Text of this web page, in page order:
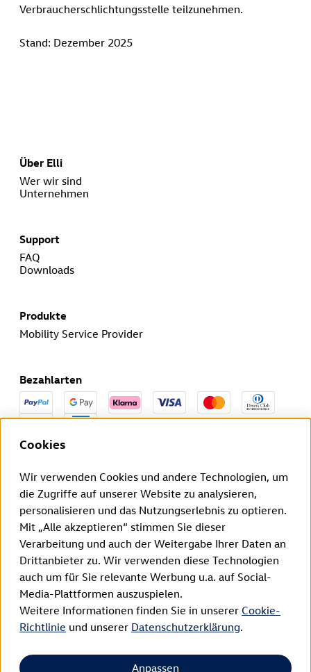
Verbraucherschlichtungsstelle teilzunehmen.
Stand: Dezember 2025
Über Elli
Wer wir sind
Unternehmen
Support
FAQ
Downloads
Produkte
Mobility Service Provider
Bezahlarten
Den Widerruf deines Vertrags kannst du innerhalb der
Vertrag widerrufen
Impressum
Datenschutzerklärung
AGB
WEEE-Registrierung
Cookie Richtlinien
Widerrufsrecht
Cookies
Wir verwenden Cookies und andere Technologien, um
die Zugriffe auf unserer Website zu analysieren,
personalisieren und das Nutzungserlebnis zu optieren.
Mit „Alle akzeptieren“ stimmen Sie dieser
Verarbeitung und auch der Weitergabe Ihrer Daten an
Drittanbieter zu. Wir verwenden diese Technologien
auch um für Sie relevante Werbung u.a. auf Social-
Media-Plattformen auszuspielen.
Weitere Informationen finden Sie in unserer Cookie-
Richtlinie und unserer Datenschutzerklärung.
Anpassen